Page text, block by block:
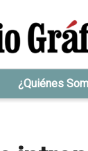
¿Quiénes